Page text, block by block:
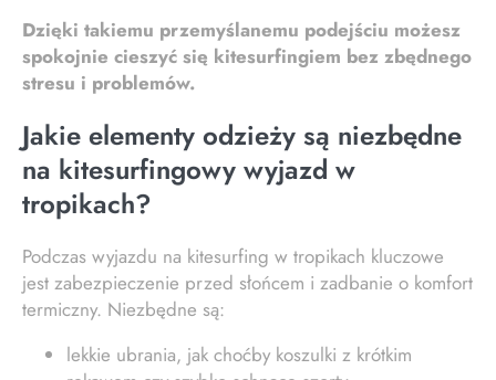
Dzięki takiemu przemyślanemu podejściu możesz
spokojnie cieszyć się kitesurfingiem bez zbędnego
stresu i problemów.
Jakie elementy odzieży są niezbędne
na kitesurfingowy wyjazd w
tropikach?
Podczas wyjazdu na kitesurfing w tropikach kluczowe
jest zabezpieczenie przed słońcem i zadbanie o komfort
termiczny. Niezbędne są:
lekkie ubrania, jak choćby koszulki z krótkim